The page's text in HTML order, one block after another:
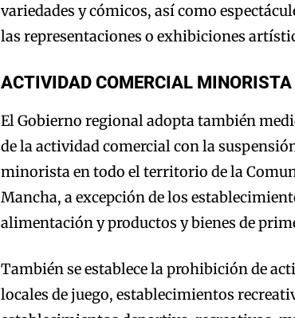
variedades y cómicos, así como
las representaciones o exhibiciones
ACTIVIDAD COMERCIAL
El Gobierno regional adopta también
de la actividad comercial con la
minorista en todo el territorio de la
Mancha, a excepción de los
alimentación y productos y bienes de
También se establece la prohibición de
locales de juego, establecimientos